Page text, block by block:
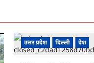
उत्तर प्रदेश दिल्ली देश